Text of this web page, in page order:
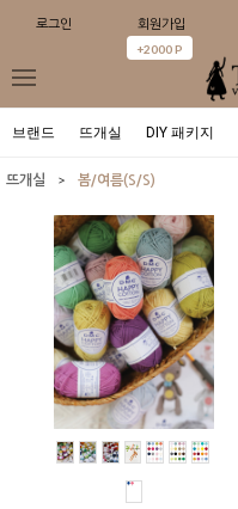
로그인 회원가입
+2000 P
브랜드 뜨개실 DIY 패키지
뜨개실 > 봄/여름(S/S)